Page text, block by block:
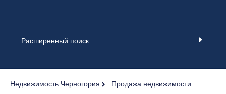
Расширенный поиск
Недвижимость Черногория Продажа недвижимости